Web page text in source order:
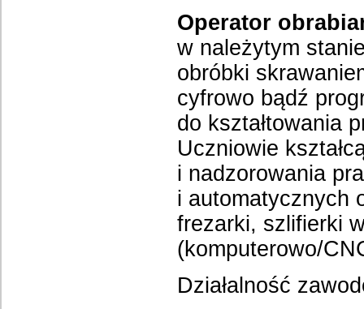
Operator
w należytym
obróbki
cyfrowo bądź
do kształtowania
Uczniowie
i nadzorowania
i automatycznych
frezarki, szlifierki
(komputerowo/
Działalność